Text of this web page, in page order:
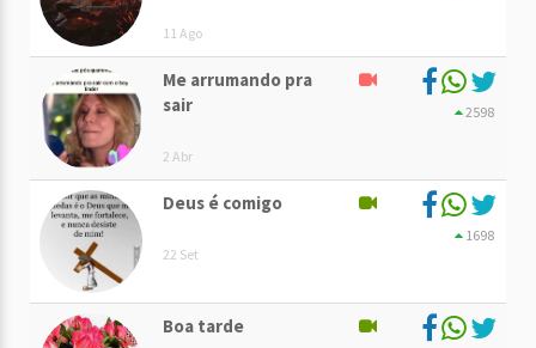
11 Ago
Me arrumando pra
sair
2 Abr
2598
Deus é comigo
22 Set
1698
Boa tarde